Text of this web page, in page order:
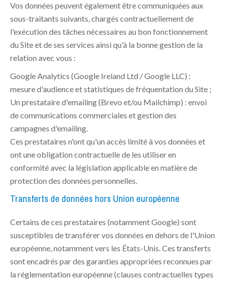
Vos données peuvent également être communiquées aux
sous-traitants suivants, chargés contractuellement de
l'exécution des tâches nécessaires au bon fonctionnement
du Site et de ses services ainsi qu'à la bonne gestion de la
relation avec vous :
Google Analytics (Google Ireland Ltd / Google LLC) :
mesure d'audience et statistiques de fréquentation du Site ;
Un prestataire d'emailing (Brevo et/ou Mailchimp) : envoi
de communications commerciales et gestion des
campagnes d'emailing.
Ces prestataires n'ont qu'un accès limité à vos données et
ont une obligation contractuelle de les utiliser en
conformité avec la législation applicable en matière de
protection des données personnelles.
Transferts de données hors Union européenne
Certains de ces prestataires (notamment Google) sont
susceptibles de transférer vos données en dehors de l'Union
européenne, notamment vers les États-Unis. Ces transferts
sont encadrés par des garanties appropriées reconnues par
la réglementation européenne (clauses contractuelles types